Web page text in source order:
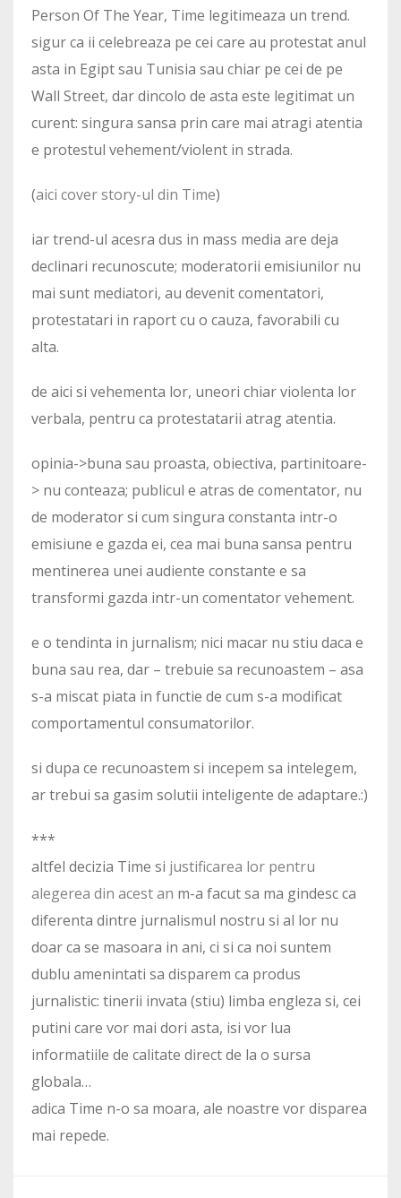
Person Of The Year, Time legitimeaza un trend.
sigur ca ii celebreaza pe cei care au protestat anul
asta in Egipt sau Tunisia sau chiar pe cei de pe
Wall Street, dar dincolo de asta este legitimat un
curent: singura sansa prin care mai atragi atentia
e protestul vehement/violent in strada.
(aici cover story-ul din Time)
iar trend-ul acesra dus in mass media are deja
declinari recunoscute; moderatorii emisiunilor nu
mai sunt mediatori, au devenit comentatori,
protestatari in raport cu o cauza, favorabili cu
alta.
de aici si vehementa lor, uneori chiar violenta lor
verbala, pentru ca protestatarii atrag atentia.
opinia->buna sau proasta, obiectiva, partinitoare-
> nu conteaza; publicul e atras de comentator, nu
de moderator si cum singura constanta intr-o
emisiune e gazda ei, cea mai buna sansa pentru
mentinerea unei audiente constante e sa
transformi gazda intr-un comentator vehement.
e o tendinta in jurnalism; nici macar nu stiu daca e
buna sau rea, dar – trebuie sa recunoastem – asa
s-a miscat piata in functie de cum s-a modificat
comportamentul consumatorilor.
si dupa ce recunoastem si incepem sa intelegem,
ar trebui sa gasim solutii inteligente de adaptare.:)
***
altfel decizia Time si justificarea lor pentru
alegerea din acest an m-a facut sa ma gindesc ca
diferenta dintre jurnalismul nostru si al lor nu
doar ca se masoara in ani, ci si ca noi suntem
dublu amenintati sa disparem ca produs
jurnalistic: tinerii invata (stiu) limba engleza si, cei
putini care vor mai dori asta, isi vor lua
informatiile de calitate direct de la o sursa
globala…
adica Time n-o sa moara, ale noastre vor disparea
mai repede.